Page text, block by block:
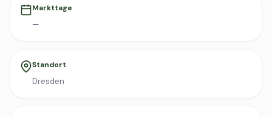
Markttage
—
Standort
Dresden